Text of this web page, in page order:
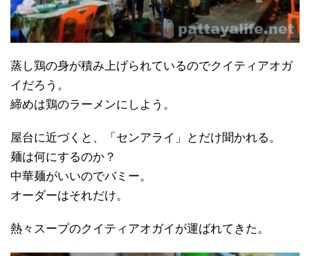
蒸し鶏の身が積み上げられているのでクイティアオガ
イだろう。
締めは鶏のラーメンにしよう。
屋台に近づくと、「センアライ」とだけ聞かれる。
麺は何にするのか？
中華麺がいいのでバミー。
オーダーはそれだけ。
熱々スープのクイティアオガイが運ばれてきた。